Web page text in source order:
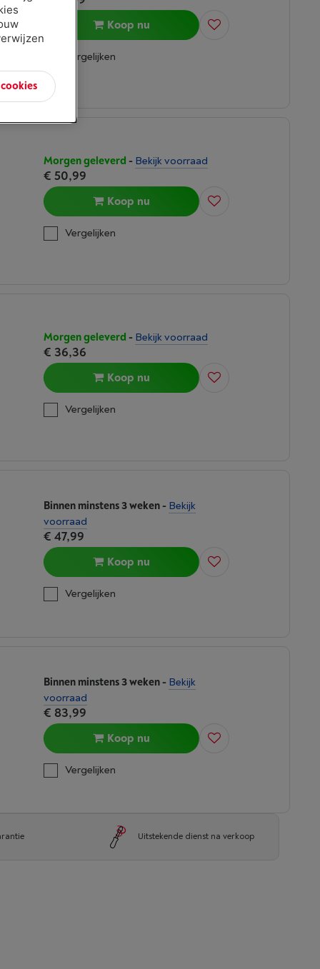
Uitstekende dienst na verkoop
Koop nu
Vergelijken
Morgen geleverd - Bekijk voorraad
€ 50,99
Koop nu
Vergelijken
Morgen geleverd - Bekijk voorraad
€ 36,36
Koop nu
Vergelijken
Binnen minstens 3 weken- Bekijk
voorraad
€ 47,99
Koop nu
Vergelijken
Binnen minstens 3 weken- Bekijk
voorraad
€ 83,99
Koop nu
Vergelijken